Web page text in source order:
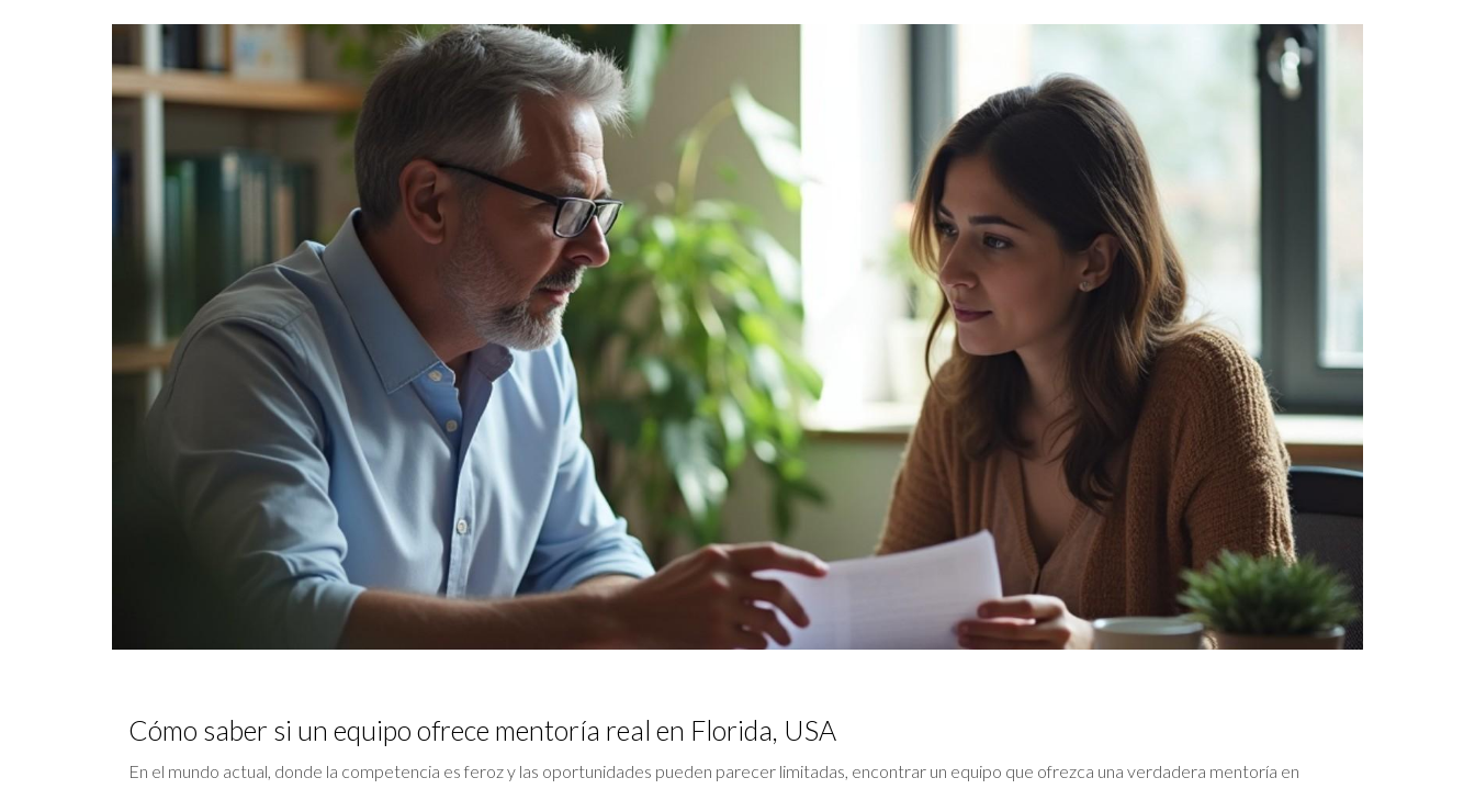
Cómo saber si un equipo ofrece mentoría real en Florida, USA
En el mundo actual, donde la competencia es feroz y las oportunidades pueden parecer limitadas, encontrar un equipo que ofrezca una verdadera mentoría en